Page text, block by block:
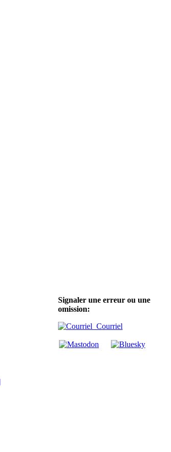
Signaler une erreur ou une
omission:
Courriel